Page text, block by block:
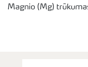
Magnio (Mg)